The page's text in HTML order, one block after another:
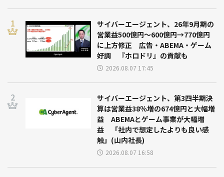
サイバーエージェント、26年9月期の
営業益500億円～600億円→770億円
に上方修正 広告・ABEMA・ゲーム
好調 『ホロドリ』の貢献も
2026.08.07 17:45
サイバーエージェント、第3四半期決
算は営業益38％増の674億円と大幅増
益 ABEMAとゲーム事業が大幅増
益 「社内で想定したよりも良い感
触」(山内社長)
2026.08.07 16:58